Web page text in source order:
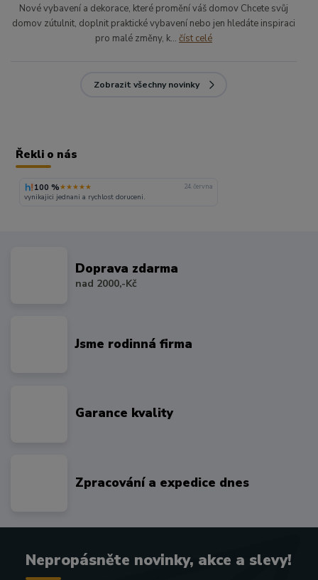
Nové vybavení a dekorace, které promění váš domov Chcete svůj
domov zútulnit, doplnit praktické vybavení nebo jen hledáte inspiraci
pro malé změny, k... číst celé
Zobrazit všechny novinky
Řekli o nás
100 %★★★★★ 24. června
vynikajici jednani a rychlost doruceni.
Doprava zdarma
nad 2000,-Kč
Jsme rodinná firma
Garance kvality
Zpracování a expedice dnes
Nepropásněte novinky, akce a slevy!